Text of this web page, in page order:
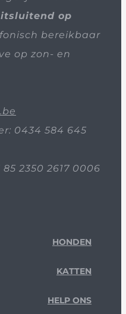
op
bereikbaar
op zon- en
0434 584 645
2350 2617 0006
HONDEN
KATTEN
HELP ONS